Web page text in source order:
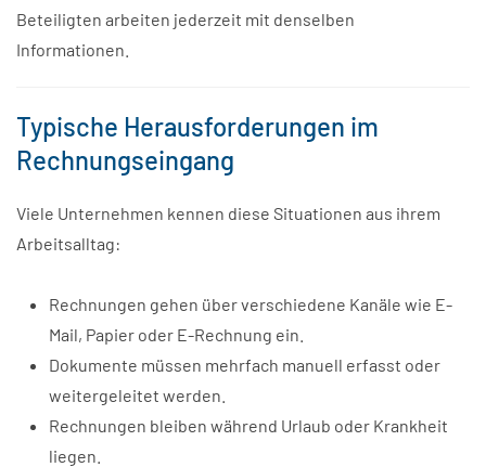
Beteiligten arbeiten jederzeit mit denselben
Informationen.
Typische Herausforderungen im
Rechnungseingang
Viele Unternehmen kennen diese Situationen aus ihrem
Arbeitsalltag:
Rechnungen gehen über verschiedene Kanäle wie E-
Mail, Papier oder E-Rechnung ein.
Dokumente müssen mehrfach manuell erfasst oder
weitergeleitet werden.
Rechnungen bleiben während Urlaub oder Krankheit
liegen.